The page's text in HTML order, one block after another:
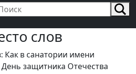
слов
Как в санатории имени
День защитника Отечества